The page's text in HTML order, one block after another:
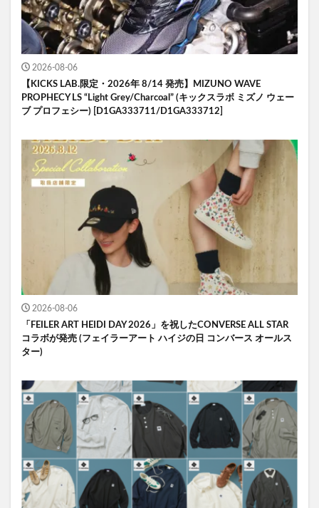
2026-08-06
【KICKS LAB.限定・2026年 8/14 発売】MIZUNO WAVE
PROPHECY LS “Light Grey/Charcoal” (キックスラボ ミズノ ウェー
ブ プロフェシー) [D1GA333711/D1GA333712]
2026-08-06
「FEILER ART HEIDI DAY 2026」を祝したCONVERSE ALL STAR
コラボが発売 (フェイラーアート ハイジの日 コンバース オールス
ター)